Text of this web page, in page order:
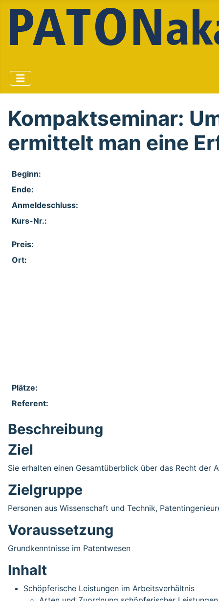
Kompaktseminar:
ermittelt man eine
Beginn:
Ende:
Anmelde​schluss:
Kurs-Nr.:
Preis:
Ort:
Plätze:
Referent:
Beschreibung
Ziel
Sie erhalten einen Gesamtüberblick über das Recht
Zielgruppe
Personen aus Wissenschaft und Technik,
Voraussetzung
Grundkenntnisse im Patentwesen
Inhalt
Schöpferische Leistungen im Arbeitsverhältnis